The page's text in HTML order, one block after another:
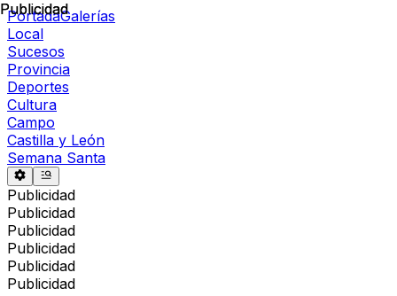
PortadaGalerías
Local
Sucesos
Provincia
Deportes
Cultura
Campo
Castilla y León
Semana Santa
Publicidad
Publicidad
Publicidad
Publicidad
Publicidad
Publicidad
Publicidad
Publicidad